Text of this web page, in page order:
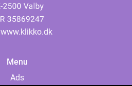
www.klikko.dk
Menu
Ads